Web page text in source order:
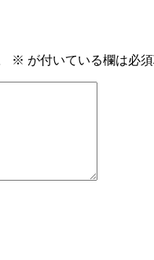
※ が付いている欄は必